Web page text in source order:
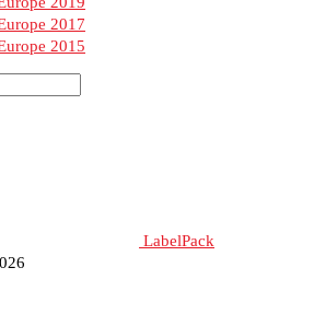
2017
2015
LabelPack